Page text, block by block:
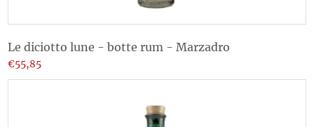
Le diciotto lune - botte rum - Marzadro
€55,85